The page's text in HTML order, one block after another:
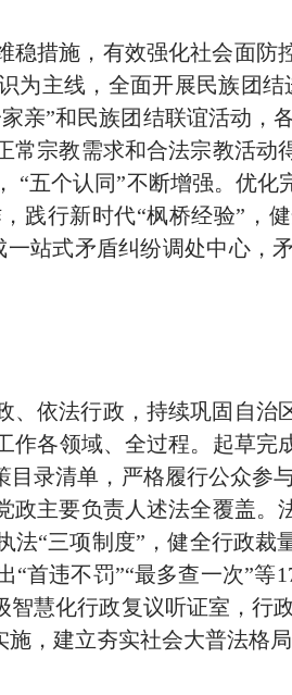
稳措施，有效强化社会面
为主线，全面开展民族团
亲”和民族团结联谊活动，
常宗教需求和合法宗教活
“五个认同”不断增强。优化
践行新时代“枫桥经验” ，
一站式矛盾纠纷调处中心，
、依法行政，持续巩固自
各领域、全过程。起草
录清单，严格履行公众参
主要负责人述法全覆盖
法“三项制度” ，健全行政裁
“首违不罚”“最多查一次”等
慧化行政复议听证室，行
施，建立夯实社会大普法格